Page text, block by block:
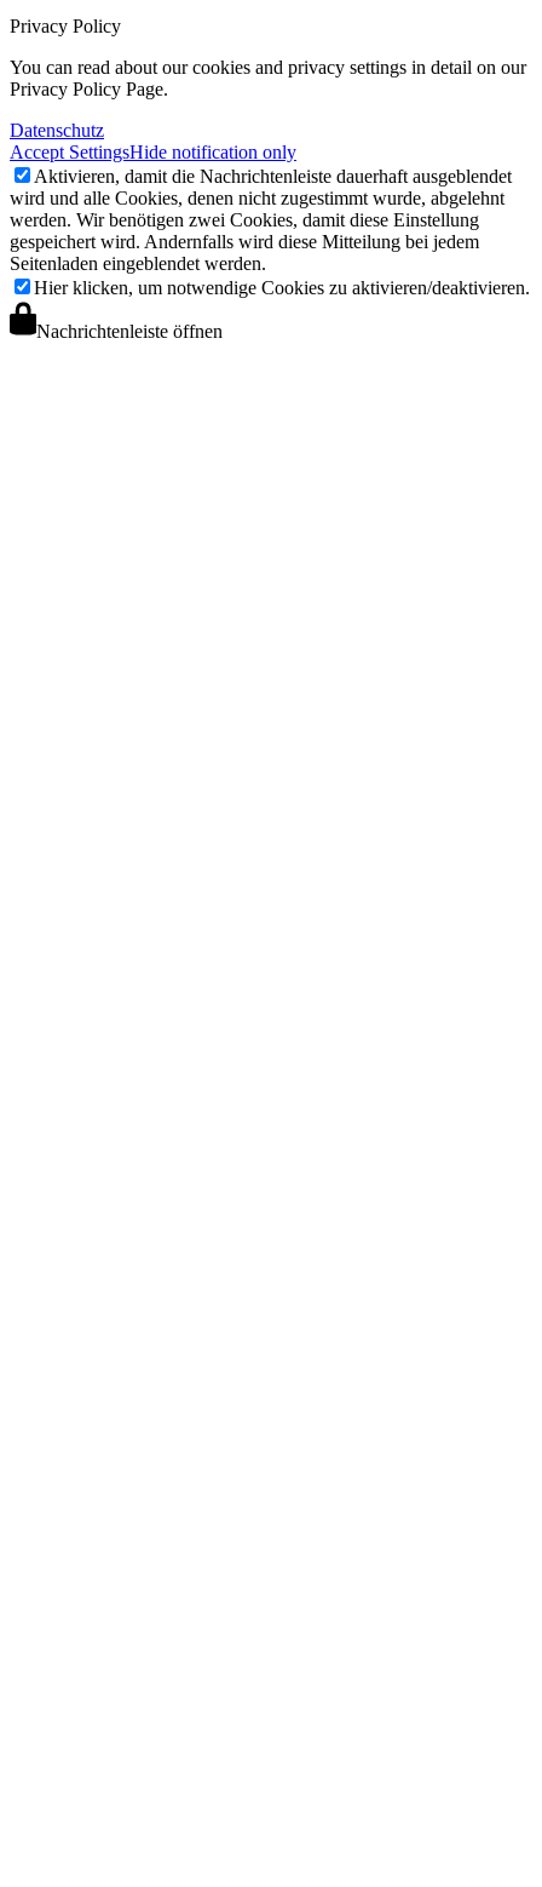
Privacy Policy
You can read about our cookies and privacy settings in detail on our
Privacy Policy Page.
Datenschutz
Accept SettingsHide notification only
Aktivieren, damit die Nachrichtenleiste dauerhaft ausgeblendet
wird und alle Cookies, denen nicht zugestimmt wurde, abgelehnt
werden. Wir benötigen zwei Cookies, damit diese Einstellung
gespeichert wird. Andernfalls wird diese Mitteilung bei jedem
Seitenladen eingeblendet werden.
Hier klicken, um notwendige Cookies zu aktivieren/deaktivieren.
Nachrichtenleiste öffnen